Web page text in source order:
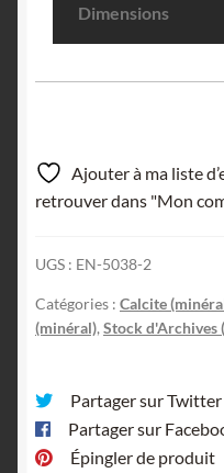
Dimensions
Ajouter à ma liste
retrouver dans "Mon
UGS : EN-5038-2
Catégories : Calcite
(minéral), Stock d'Archives
Partager sur Twitter
Partager sur
Épingler de produit